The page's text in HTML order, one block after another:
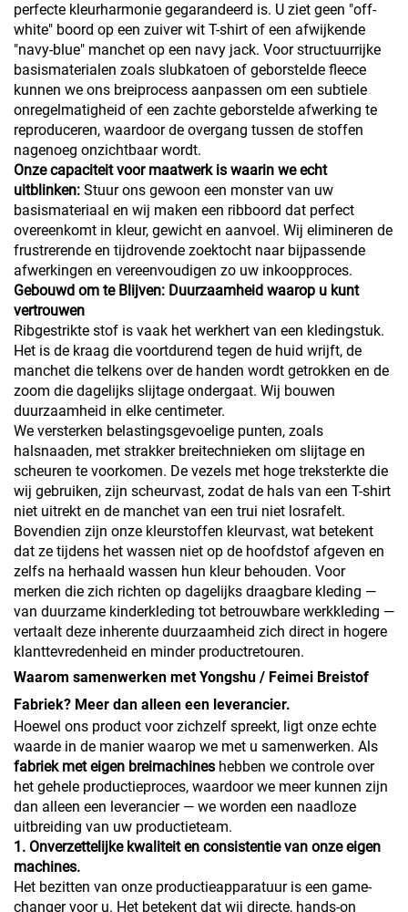
perfecte kleurharmonie gegarandeerd is. U ziet geen "off-
white" boord op een zuiver wit T-shirt of een afwijkende
"navy-blue" manchet op een navy jack. Voor structuurrijke
basismaterialen zoals slubkatoen of geborstelde fleece
kunnen we ons breiprocess aanpassen om een subtiele
onregelmatigheid of een zachte geborstelde afwerking te
reproduceren, waardoor de overgang tussen de stoffen
nagenoeg onzichtbaar wordt.
Onze capaciteit voor maatwerk is waarin we echt
uitblinken: Stuur ons gewoon een monster van uw
basismateriaal en wij maken een ribboord dat perfect
overeenkomt in kleur, gewicht en aanvoel. Wij elimineren de
frustrerende en tijdrovende zoektocht naar bijpassende
afwerkingen en vereenvoudigen zo uw inkoopproces.
Gebouwd om te Blijven: Duurzaamheid waarop u kunt
vertrouwen
Ribgestrikte stof is vaak het werkhert van een kledingstuk.
Het is de kraag die voortdurend tegen de huid wrijft, de
manchet die telkens over de handen wordt getrokken en de
zoom die dagelijks slijtage ondergaat. Wij bouwen
duurzaamheid in elke centimeter.
We versterken belastingsgevoelige punten, zoals
halsnaaden, met strakker breitechnieken om slijtage en
scheuren te voorkomen. De vezels met hoge treksterkte die
wij gebruiken, zijn scheurvast, zodat de hals van een T-shirt
niet uitrekt en de manchet van een trui niet losrafelt.
Bovendien zijn onze kleurstoffen kleurvast, wat betekent
dat ze tijdens het wassen niet op de hoofdstof afgeven en
zelfs na herhaald wassen hun kleur behouden. Voor
merken die zich richten op dagelijks draagbare kleding —
van duurzame kinderkleding tot betrouwbare werkkleding —
vertaalt deze inherente duurzaamheid zich direct in hogere
klanttevredenheid en minder productretouren.
Waarom samenwerken met Yongshu / Feimei Breistof
Fabriek? Meer dan alleen een leverancier.
Hoewel ons product voor zichzelf spreekt, ligt onze echte
waarde in de manier waarop we met u samenwerken. Als
fabriek met eigen breimachines hebben we controle over
het gehele productieproces, waardoor we meer kunnen zijn
dan alleen een leverancier — we worden een naadloze
uitbreiding van uw productieteam.
1. Onverzettelijke kwaliteit en consistentie van onze eigen
machines.
Het bezitten van onze productieapparatuur is een game-
changer voor u. Het betekent dat wij directe, hands-on